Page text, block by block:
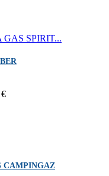
CAMPINGAZ